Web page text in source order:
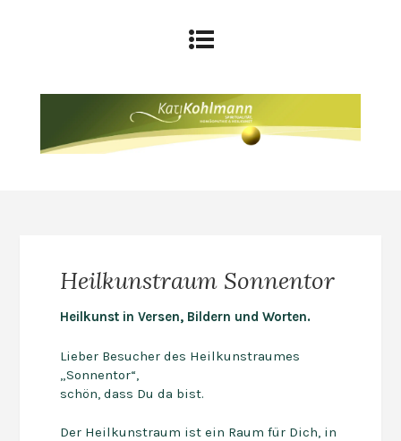
Heilkunstraum Sonnentor
Heilkunst in Versen, Bildern und Worten.
Lieber Besucher des Heilkunstraumes
„Sonnentor“,
schön, dass Du da bist.
Der Heilkunstraum ist ein Raum für Dich, in